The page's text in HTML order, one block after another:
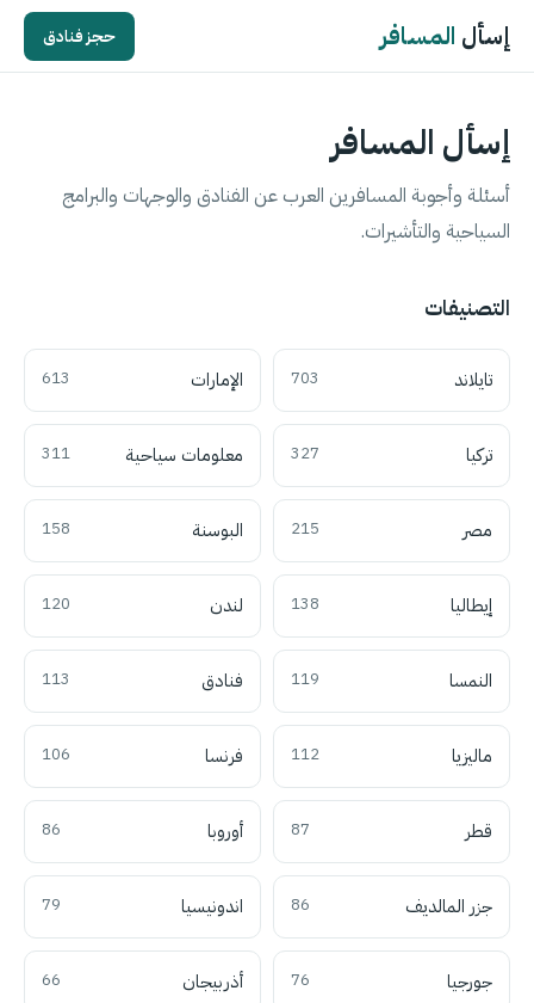
إسأل المسافر حجز فنادق
إسأل المسافر
أسئلة وأجوبة المسافرين العرب عن الفنادق والوجهات والبرامج
السياحية والتأشيرات.
التصنيفات
تايلاند 703 الإمارات 613
تركيا 327 معلومات سياحية 311
مصر 215 البوسنة 158
إيطاليا 138 لندن 120
النمسا 119 فنادق 113
ماليزيا 112 فرنسا 106
قطر 87 أوروبا 86
جزر المالديف 86 اندونيسيا 79
جورجيا 76 أذربيجان 66